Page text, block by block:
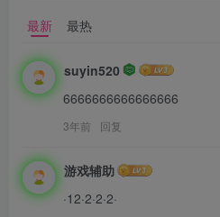
最新 最热
suyin520
6666666666666666
3年前 回复
游戏辅助
·12·2·2·2·